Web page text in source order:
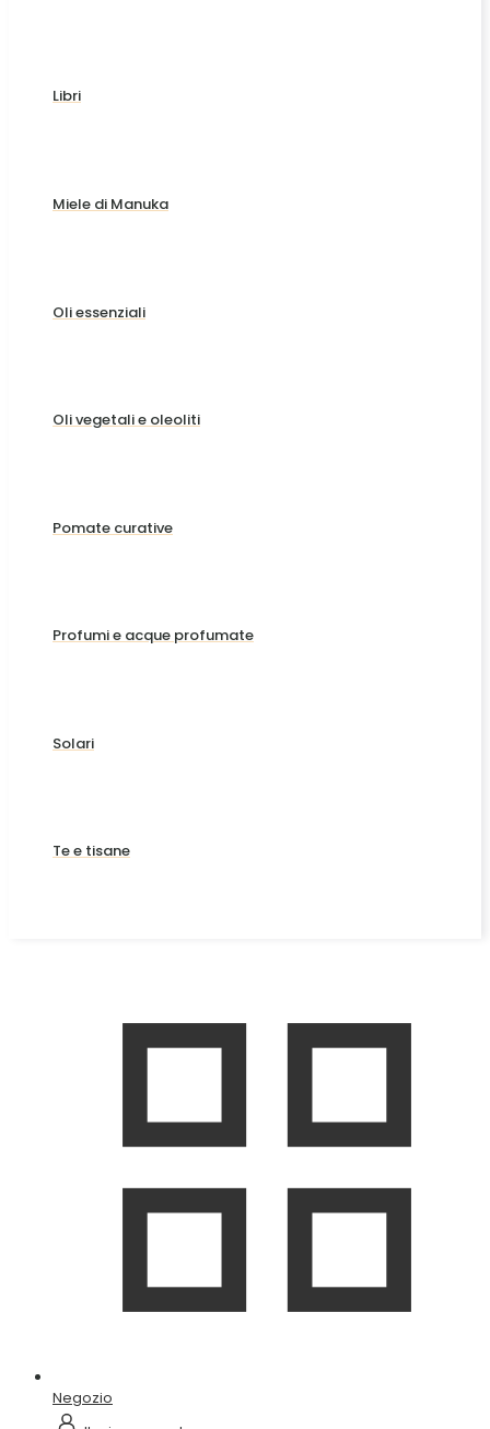
Libri
Miele di Manuka
Oli essenziali
Oli vegetali e oleoliti
Pomate curative
Profumi e acque profumate
Solari
Te e tisane
Negozio